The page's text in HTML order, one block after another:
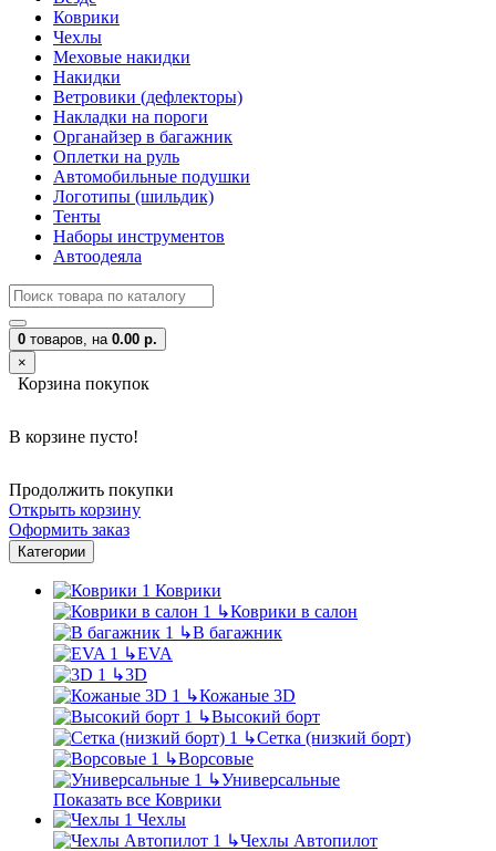
Коврики
Чехлы
Меховые накидки
Накидки
Ветровики (дефлекторы)
Накладки на пороги
Органайзер в багажник
Оплетки на руль
Автомобильные подушки
Логотипы (шильдик)
Тенты
Наборы инструментов
Автоодеяла
0 товаров, на 0.00 р.
×
Корзина покупок
В корзине пусто!
Продолжить покупки
Открыть корзину
Оформить заказ
Категории
Коврики
↳Коврики в салон
↳В багажник
↳EVA
↳3D
↳Кожаные 3D
↳Высокий борт
↳Сетка (низкий борт)
↳Ворсовые
↳Универсальные
Показать все Коврики
Чехлы
↳Чехлы Автопилот